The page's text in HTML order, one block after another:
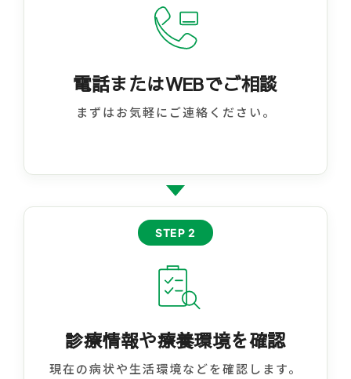
電話またはWEBでご相談
まずはお気軽にご連絡ください。
STEP 2
診療情報や療養環境を確認
現在の病状や生活環境などを確認します。